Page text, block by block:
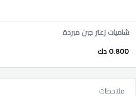
شاميات زعتر جبن مبردة
0.800 دك
ملاحظات